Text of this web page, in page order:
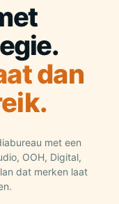
dan
met een
OOH, Digital,
dat merken laat